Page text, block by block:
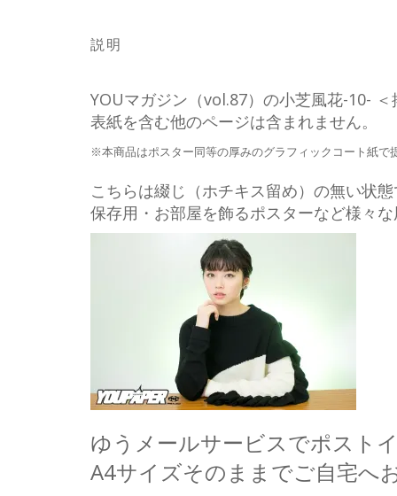
説明
YOUマガジン（vol.87）の小芝風花-10-
表紙を含む他のページは含まれません。
※本商品はポスター同等の厚みのグラフィックコート紙で
こちらは綴じ（ホチキス留め）の無い状
保存用・お部屋を飾るポスターなど様々
ゆうメールサービスでポスト
A4サイズそのままでご自宅へ